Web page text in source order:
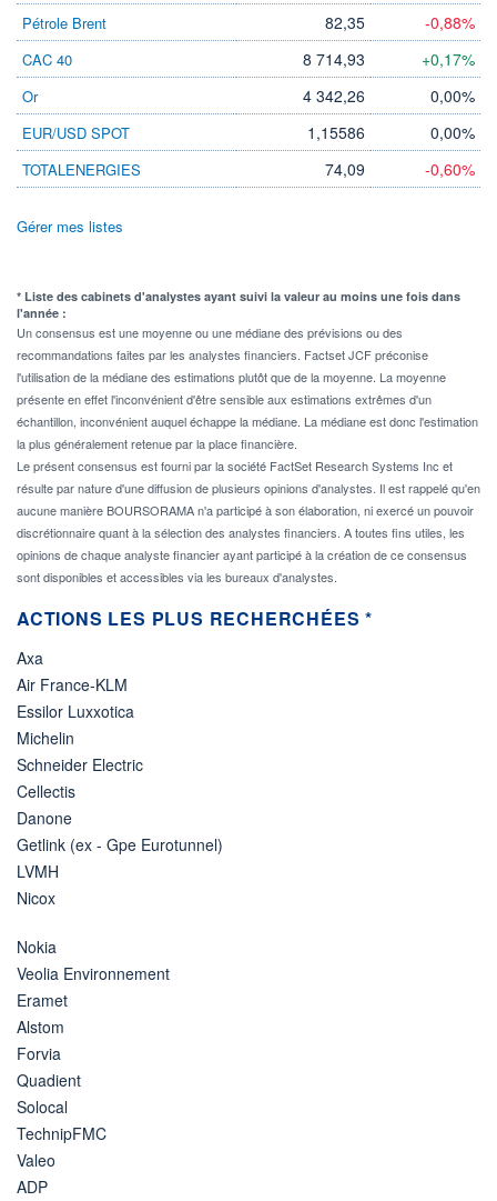
Pétrole Brent 82,35 -0,88%
CAC 40 8 714,93 +0,17%
Or 4 342,26 0,00%
EUR/USD SPOT 1,15586 0,00%
TOTALENERGIES 74,09 -0,60%
Gérer mes listes
* Liste des cabinets d'analystes ayant suivi la valeur au moins une fois dans
l'année :
Un consensus est une moyenne ou une médiane des prévisions ou des
recommandations faites par les analystes financiers. Factset JCF préconise
l'utilisation de la médiane des estimations plutôt que de la moyenne. La moyenne
présente en effet l'inconvénient d'être sensible aux estimations extrêmes d'un
échantillon, inconvénient auquel échappe la médiane. La médiane est donc l'estimation
la plus généralement retenue par la place financière.
Le présent consensus est fourni par la société FactSet Research Systems Inc et
résulte par nature d'une diffusion de plusieurs opinions d'analystes. Il est rappelé qu'en
aucune manière BOURSORAMA n'a participé à son élaboration, ni exercé un pouvoir
discrétionnaire quant à la sélection des analystes financiers. A toutes fins utiles, les
opinions de chaque analyste financier ayant participé à la création de ce consensus
sont disponibles et accessibles via les bureaux d'analystes.
ACTIONS LES PLUS RECHERCHÉES *
Axa
Air France-KLM
Essilor Luxxotica
Michelin
Schneider Electric
Cellectis
Danone
Getlink (ex - Gpe Eurotunnel)
LVMH
Nicox
Nokia
Veolia Environnement
Eramet
Alstom
Forvia
Quadient
Solocal
TechnipFMC
Valeo
ADP